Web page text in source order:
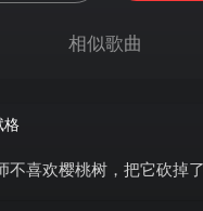
我在花园跑呀跑
在花丛中间瞧呀瞧
Ах! неужели милой не найду.
把我心爱的姑娘找 但总是找
Чтобы мне её скорее отыскать,
相似歌曲
格
不喜欢樱桃树，把它砍掉了